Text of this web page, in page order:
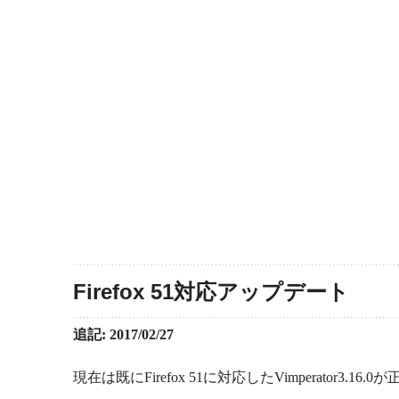
Firefox 51対応アップデート
追記: 2017/02/27
現在は既にFirefox 51に対応したVimperator3.16.0が